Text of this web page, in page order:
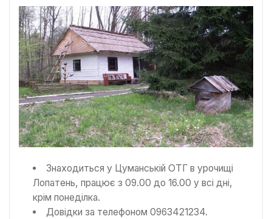
Знаходиться у Цуманській ОТГ в урочищі
Лопатень, працює з 09.00 до 16.00 у всі дні,
крім понеділка.
Довідки за телефоном 0963421234.